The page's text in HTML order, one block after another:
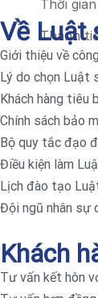
Thời
Thành
Về Luật
Giới thiệu về
Lý do chọn Luật
Khách hàng tiêu
Chính sách bảo
Bộ quy tắc đạo
Điều kiện làm
Lịch đào tạo
Đội ngũ nhân sự
Khách
Tư vấn kết hôn